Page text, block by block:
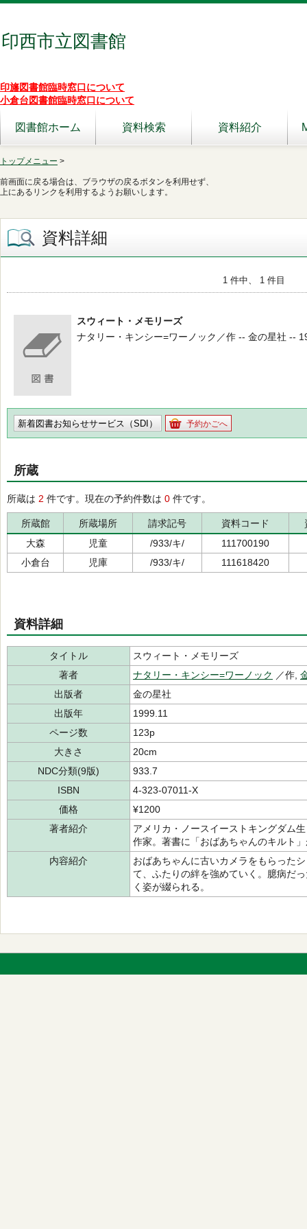
印西市立図書館
印旛図書館臨時窓口について
小倉台図書館臨時窓口について
図書館ホーム 資料検索 資料紹介
トップメニュー >
前画面に戻る場合は、ブラウザの戻るボタンを利用せず、
上にあるリンクを利用するようお願いします。
資料詳細
1 件中、 1 件目
スウィート・メモリーズ
ナタリー・キンシー=ワーノック／作 -- 金の星社 --
新着図書お知らせサービス（SDI） 予約かごへ
所蔵
所蔵は 2 件です。現在の予約件数は 0 件です。
所蔵館 所蔵場所 請求記号 資料コード
大森
児童 /933/キ/
111700190
小倉台
児庫 /933/キ/ 111618420
資料詳細
タイトル
スウィート・メモリーズ
著者
ナタリー・キンシー=ワーノック ／作,
出版者
金の星社
出版年
1999.11
ページ数
123p
大きさ
20cm
NDC分類(9版)
933.7
ISBN
4-323-07011-X
価格
¥1200
著者紹介
アメリカ・ノースイーストキングダム
作家。著書に「おばあちゃんのキルト
内容紹介
おばあちゃんに古いカメラをもらった
て、ふたりの絆を強めていく。臆病だ
く姿が綴られる。